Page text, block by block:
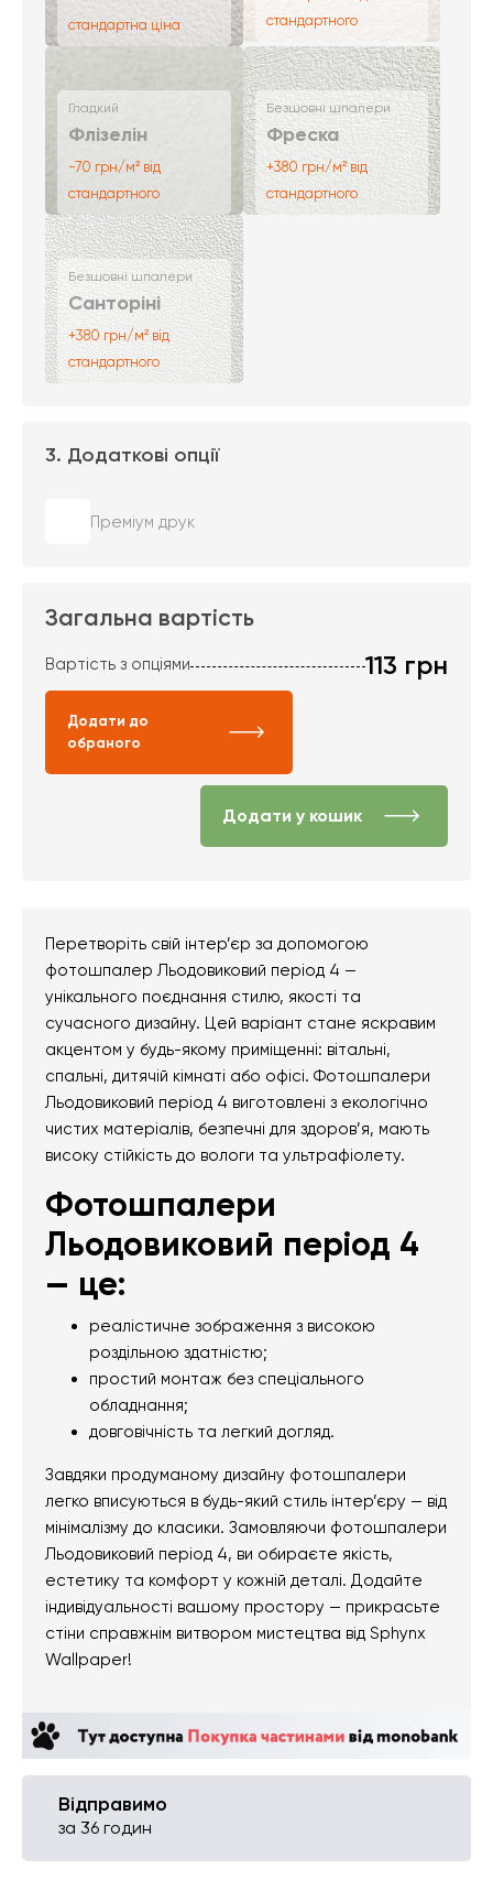
стандартна ціна
стандартного
Гладкий
Флізелін
-70 грн/м² від
стандартного
Безшовні шпалери
Фреска
+380 грн/м² від
стандартного
Безшовні шпалери
Санторіні
+380 грн/м² від
стандартного
3. Додаткові опції
Преміум друк
Загальна вартість
Вартість з опціями 113 грн
Додати до
обраного
Додати у кошик
Перетворіть свій інтер’єр за допомогою
фотошпалер Льодовиковий період 4 —
унікального поєднання стилю, якості та
сучасного дизайну. Цей варіант стане яскравим
акцентом у будь-якому приміщенні: вітальні,
спальні, дитячій кімнаті або офісі. Фотошпалери
Льодовиковий період 4 виготовлені з екологічно
чистих матеріалів, безпечні для здоров’я, мають
високу стійкість до вологи та ультрафіолету.
Фотошпалери
Льодовиковий період 4
— це:
реалістичне зображення з високою
роздільною здатністю;
простий монтаж без спеціального
обладнання;
довговічність та легкий догляд.
Завдяки продуманому дизайну фотошпалери
легко вписуються в будь-який стиль інтер’єру — від
мінімалізму до класики. Замовляючи фотошпалери
Льодовиковий період 4, ви обираєте якість,
естетику та комфорт у кожній деталі. Додайте
індивідуальності вашому простору — прикрасьте
стіни справжнім витвором мистецтва від Sphynx
Wallpaper!
Відправимо
за 36 годин